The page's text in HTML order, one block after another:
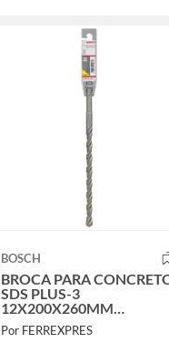
BOSCH
BROCA PARA
SDS PLUS-3
12X200X260MM
2608831034
Por FERREXPRES